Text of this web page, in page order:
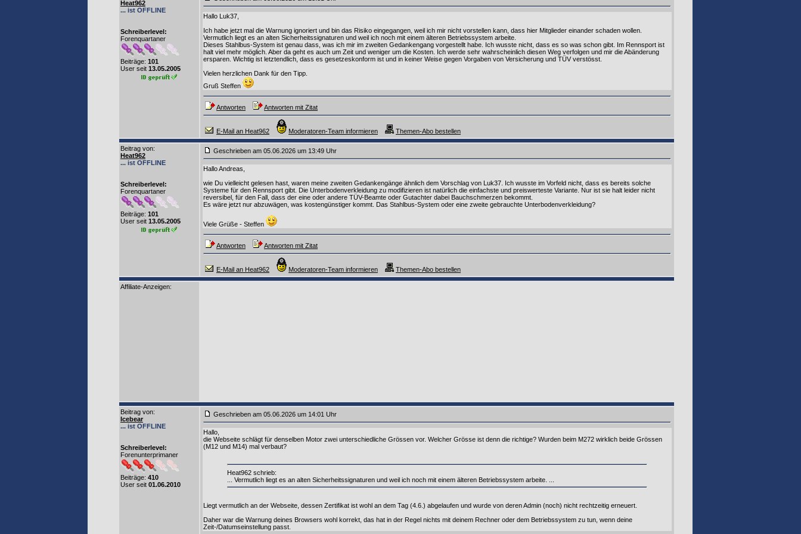
Heat962
... ist OFFLINE
Schreiberlevel:
Forenquartaner
Beiträge: 101
User seit 13.05.2005
Hallo Luk37,
Ich habe jetzt mal die Warnung ignoriert und bin das Risiko eingegangen, weil ich mir nicht vorstellen kann, dass hier Mitglieder einander schaden wollen.
Vermutlich liegt es an alten Sicherheitssignaturen und weil ich noch mit einem älteren Betriebssystem arbeite.
Dieses Stahlbus-System ist genau dass, was ich mir im zweiten Gedankengang vorgestellt habe. Ich wusste nicht, dass es so was schon gibt. Im Rennsport ist
halt viel mehr möglich. Aber da geht es auch um Zeit und weniger um die Kosten. Ich werde sehr wahrscheinlich diesen Weg verfolgen und mir die Abänderung
ersparen. Wichtig ist letztendlich, dass es gesetzeskonform ist und in keiner Weise gegen Vorgaben von Versicherung und TÜV verstösst.
Vielen herzlichen Dank für den Tipp.
Gruß Steffen
Antworten Antworten mit Zitat
E-Mail an Heat962 Moderatoren-Team informieren Themen-Abo bestellen
Beitrag von:
Heat962
... ist OFFLINE
Schreiberlevel:
Forenquartaner
Beiträge: 101
User seit 13.05.2005
Geschrieben am 05.06.2026 um 13:49 Uhr
Hallo Andreas,
wie Du vielleicht gelesen hast, waren meine zweiten Gedankengänge ähnlich dem Vorschlag von Luk37. Ich wusste im Vorfeld nicht, dass es bereits solche
Systeme für den Rennsport gibt. Die Unterbodenverkleidung zu modifizieren ist natürlich die einfachste und preiswerteste Variante. Nur ist sie halt leider nicht
reversibel, für den Fall, dass der eine oder andere TÜV-Beamte oder Gutachter dabei Bauchschmerzen bekommt.
Es wäre jetzt nur abzuwägen, was kostengünstiger kommt. Das Stahlbus-System oder eine zweite gebrauchte Unterbodenverkleidung?
Viele Grüße - Steffen
Antworten Antworten mit Zitat
E-Mail an Heat962 Moderatoren-Team informieren Themen-Abo bestellen
Affiliate-Anzeigen:
Beitrag von:
Icebear
... ist OFFLINE
Schreiberlevel:
Forenunterprimaner
Beiträge: 410
User seit 01.06.2010
Geschrieben am 05.06.2026 um 14:01 Uhr
Hallo,
die Webseite schlägt für denselben Motor zwei unterschiedliche Grössen vor. Welcher Grösse ist denn die richtige? Wurden beim M272 wirklich beide Grössen
(M12 und M14) mal verbaut?
Heat962 schrieb:
... Vermutlich liegt es an alten Sicherheitssignaturen und weil ich noch mit einem älteren Betriebssystem arbeite. ...
Liegt vermutlich an der Webseite, dessen Zertifikat ist wohl an dem Tag (4.6.) abgelaufen und wurde von deren Admin (noch) nicht rechtzeitig erneuert.
Daher war die Warnung deines Browsers wohl korrekt, das hat in der Regel nichts mit deinem Rechner oder dem Betriebssystem zu tun, wenn deine
Zeit-/Datumseinstellung passt.